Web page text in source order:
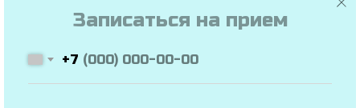
Экономия времени благодаря
своей лаборатории и процедурному
Записаться на прием
+7